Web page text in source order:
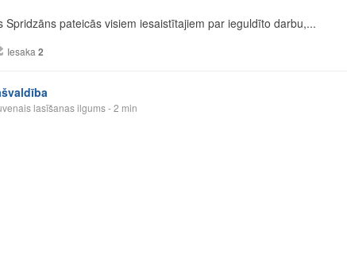
Spridzāns pateicās visiem iesaistītajiem par ieguldīto darbu,...
Iesaka 2
lasīšanas ilgums - 2 min